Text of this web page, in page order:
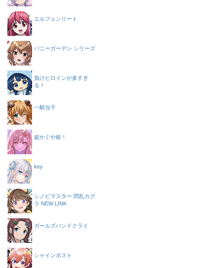
エルフェンリート
バニーガーデン シリーズ
負けヒロインが多すぎ
る！
一騎当千
超かぐや姫！
key
シノビマスター 閃乱カグ
ラ NEW LINK
ガールズバンドクライ
シャインポスト